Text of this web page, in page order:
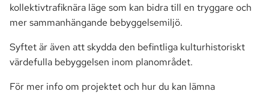
kollektivtrafiknära läge som kan bidra till en tryggare och
mer sammanhängande bebyggelsemiljö.
Syftet är även att skydda den befintliga kulturhistoriskt
värdefulla bebyggelsen inom planområdet.
För mer info om projektet och hur du kan lämna